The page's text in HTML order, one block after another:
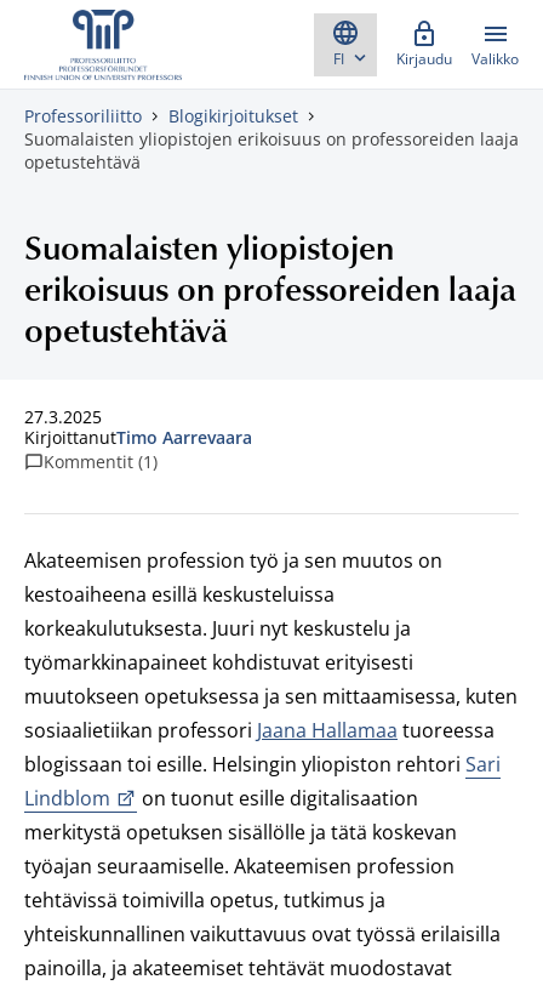
Skippaa sisältö
Kirjaudu Valikko
Professoriliitto
Blogikirjoitukset
Suomalaisten yliopistojen erikoisuus on professoreiden laaja
opetustehtävä
Suomalaisten yliopistojen
erikoisuus on professoreiden laaja
opetustehtävä
27.3.2025
KirjoittanutTimo Aarrevaara
Kommentit (1)
Akateemisen profession työ ja sen muutos on
kestoaiheena esillä keskusteluissa
korkeakulutuksesta. Juuri nyt keskustelu ja
työmarkkinapaineet kohdistuvat erityisesti
muutokseen opetuksessa ja sen mittaamisessa, kuten
sosiaalietiikan professori Jaana Hallamaa tuoreessa
blogissaan toi esille. Helsingin yliopiston rehtori Sari
Lindblom
on tuonut esille digitalisaation
merkitystä opetuksen sisällölle ja tätä koskevan
työajan seuraamiselle. Akateemisen profession
tehtävissä toimivilla opetus, tutkimus ja
yhteiskunnallinen vaikuttavuus ovat työssä erilaisilla
painoilla, ja akateemiset tehtävät muodostavat